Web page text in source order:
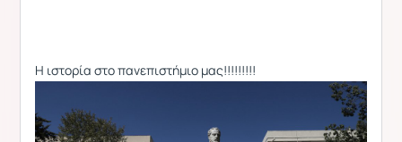
Η ιστορία στο πανεπιστήμιο μας!!!!!!!!!